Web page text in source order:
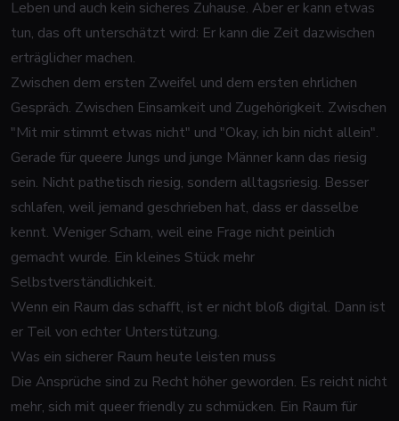
Leben und auch kein sicheres Zuhause. Aber er kann etwas
tun, das oft unterschätzt wird: Er kann die Zeit dazwischen
erträglicher machen.
Zwischen dem ersten Zweifel und dem ersten ehrlichen
Gespräch. Zwischen Einsamkeit und Zugehörigkeit. Zwischen
"Mit mir stimmt etwas nicht" und "Okay, ich bin nicht allein".
Gerade für queere Jungs und junge Männer kann das riesig
sein. Nicht pathetisch riesig, sondern alltagsriesig. Besser
schlafen, weil jemand geschrieben hat, dass er dasselbe
kennt. Weniger Scham, weil eine Frage nicht peinlich
gemacht wurde. Ein kleines Stück mehr
Selbstverständlichkeit.
Wenn ein Raum das schafft, ist er nicht bloß digital. Dann ist
er Teil von echter Unterstützung.
Was ein sicherer Raum heute leisten muss
Die Ansprüche sind zu Recht höher geworden. Es reicht nicht
mehr, sich mit queer friendly zu schmücken. Ein Raum für